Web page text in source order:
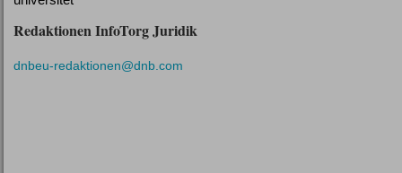
Redaktionen InfoTorg Juridik
dnbeu-redaktionen@dnb.com